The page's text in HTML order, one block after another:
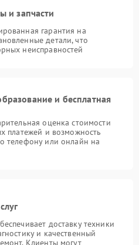
и запчасти
гарантия на
детали, что
неисправностей
и бесплатная
оценка стоимости
платежей и возможность
телефону или онлайн на
доставку техники
и качественный
Клиенты могут